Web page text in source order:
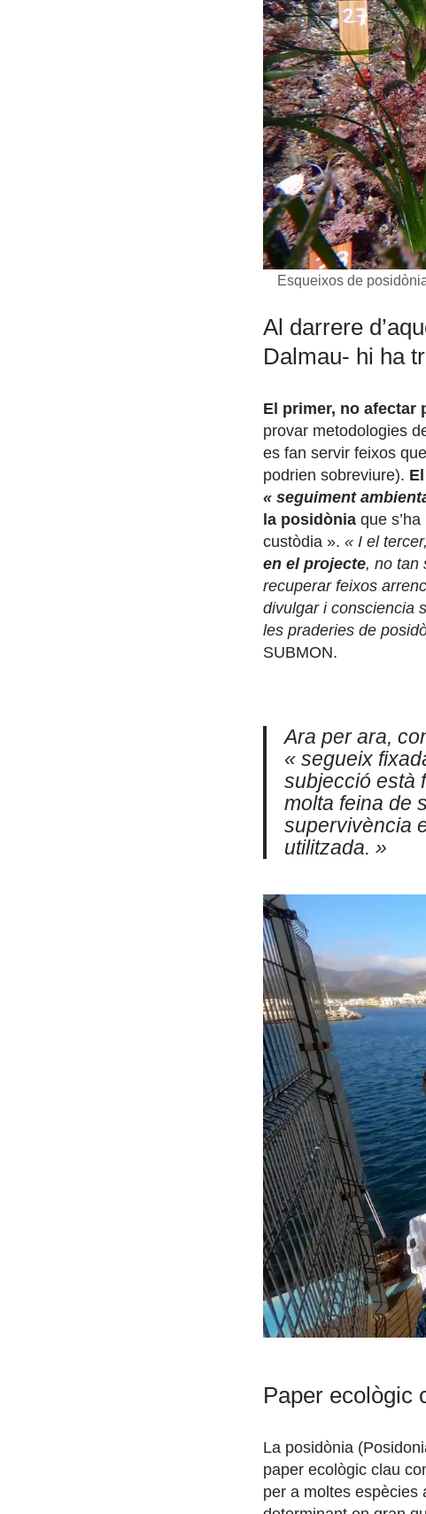
Esqueixos de
Al darrere
Dalmau- hi ha
El primer, no afectar
provar metodologies
es fan servir feixos
podrien sobreviure).
« seguiment
la posidònia que
custòdia ». « I el tercer,
en el projecte, no tan
recuperar feixos
divulgar i consciencia
les praderies de
SUBMON.
Ara per ara,
« segueix
subjecció està
molta feina de
supervivència
utilitzada. »
Paper ecològic
La posidònia
paper ecològic clau
per a moltes espècies